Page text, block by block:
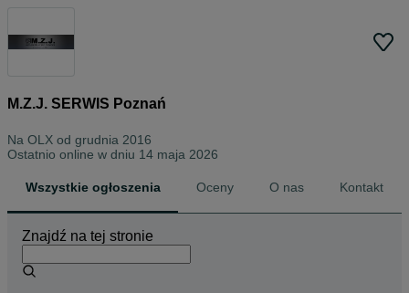
M.Z.J. SERWIS Poznań
Na OLX od grudnia 2016
Ostatnio online w dniu 14 maja 2026
Wszystkie ogłoszenia Oceny O nas Kontakt
Znajdź na tej stronie